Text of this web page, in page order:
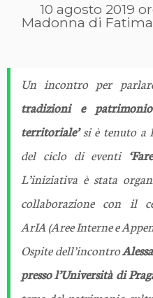
10 agosto 2019
Madonna di
Un incontro per
tradizioni e
territoriale’si è tenuto a
del ciclo di eventi
L’iniziativa è stata
collaborazione con il
ArIA (Aree Interne e
Ospite dell’incontro
presso l’Università di